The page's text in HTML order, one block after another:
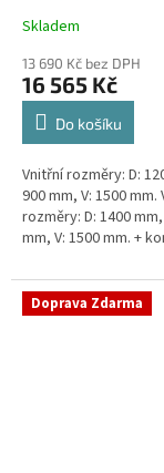
Průměrné
produktu
je
5,0
hvězdiček.
Skladem
13 690 Kč bez DPH
16 565 Kč
Do košíku
Vnitřní rozměry: D:
900 mm, V: 1500 mm.
rozměry: D: 1400
mm, V: 1500 mm. +
obetonování -
Doprava Zdarma